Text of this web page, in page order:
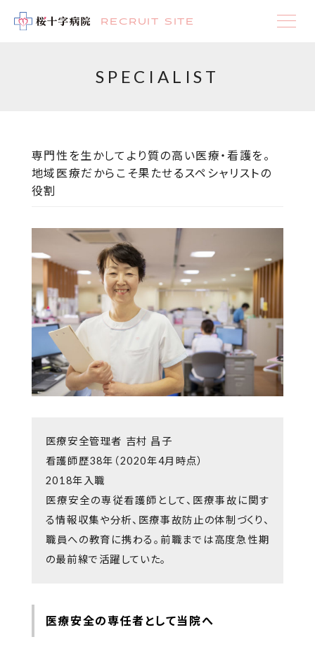
RECRUIT SITE
SPECIALIST
専門性を生かしてより質の高い医療・看護を。
地域医療だからこそ果たせるスペシャリストの
役割
医療安全管理者 吉村 昌子
看護師歴38年（2020年4月時点）
2018年入職
医療安全の専従看護師として、医療事故に関す
る情報収集や分析、医療事故防止の体制づくり、
職員への教育に携わる。前職までは高度急性期
の最前線で活躍していた。
医療安全の専任者として当院へ